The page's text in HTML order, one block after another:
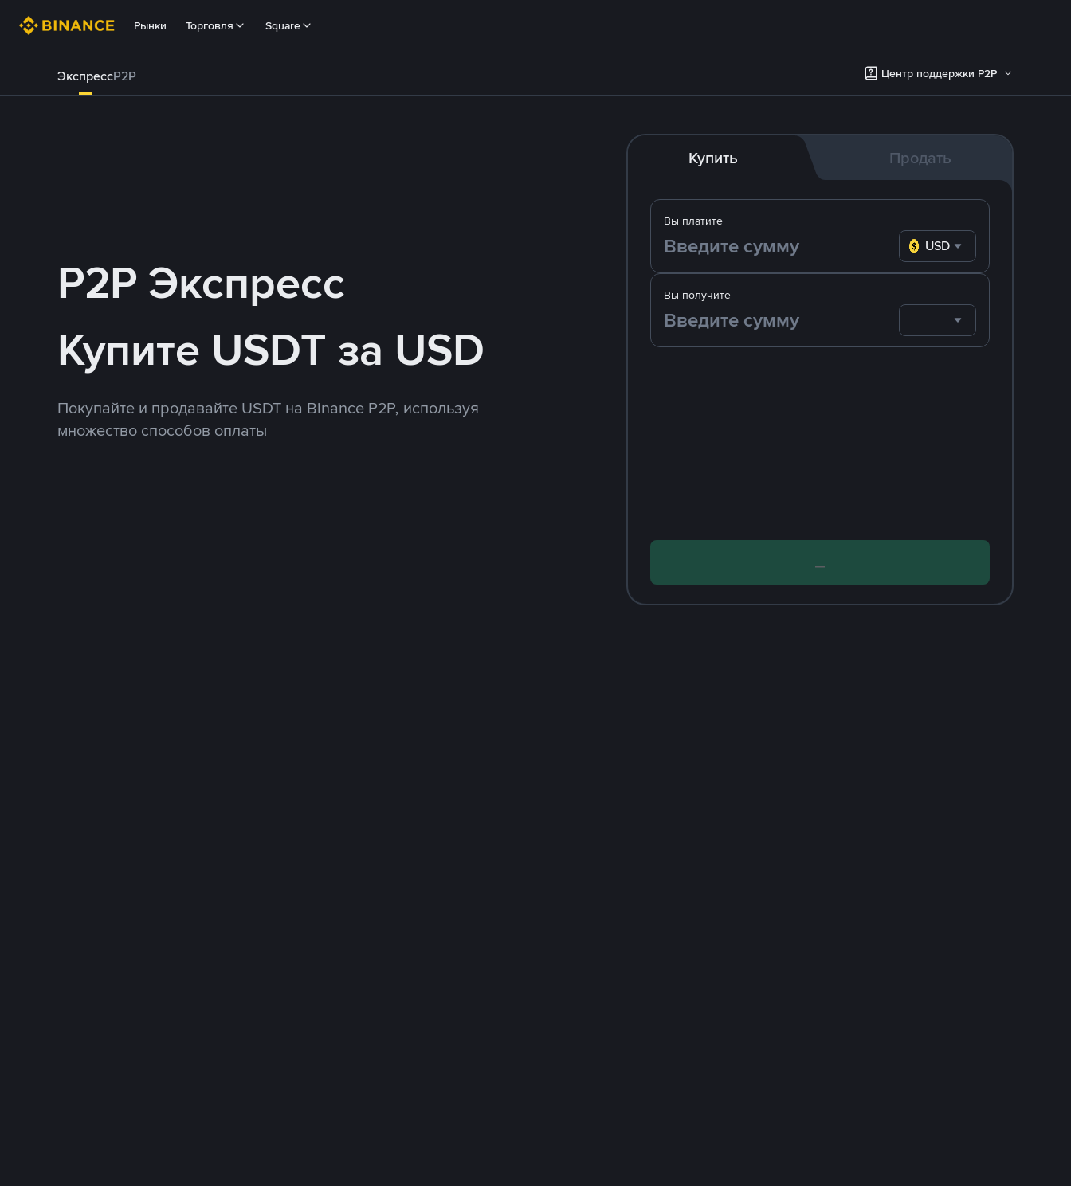
Рынки Торговля Square
ЭкспрессP2P Центр поддержки P2P
P2P Экспресс
Купите USDT за USD
Покупайте и продавайте USDT на Binance P2P, используя
множество способов оплаты
Купить Продать
Вы платите
USD
Вы получите